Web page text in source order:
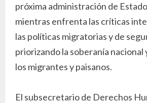
próxima administración de
mientras enfrenta las críticas
las políticas migratorias y de
priorizando la soberanía nacional
los migrantes y paisanos.
El subsecretario de Derechos